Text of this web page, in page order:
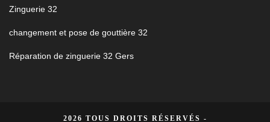
Zinguerie 32
changement et pose de gouttière 32
Réparation de zinguerie 32 Gers
2026 TOUS DROITS RÉSERVÉS -